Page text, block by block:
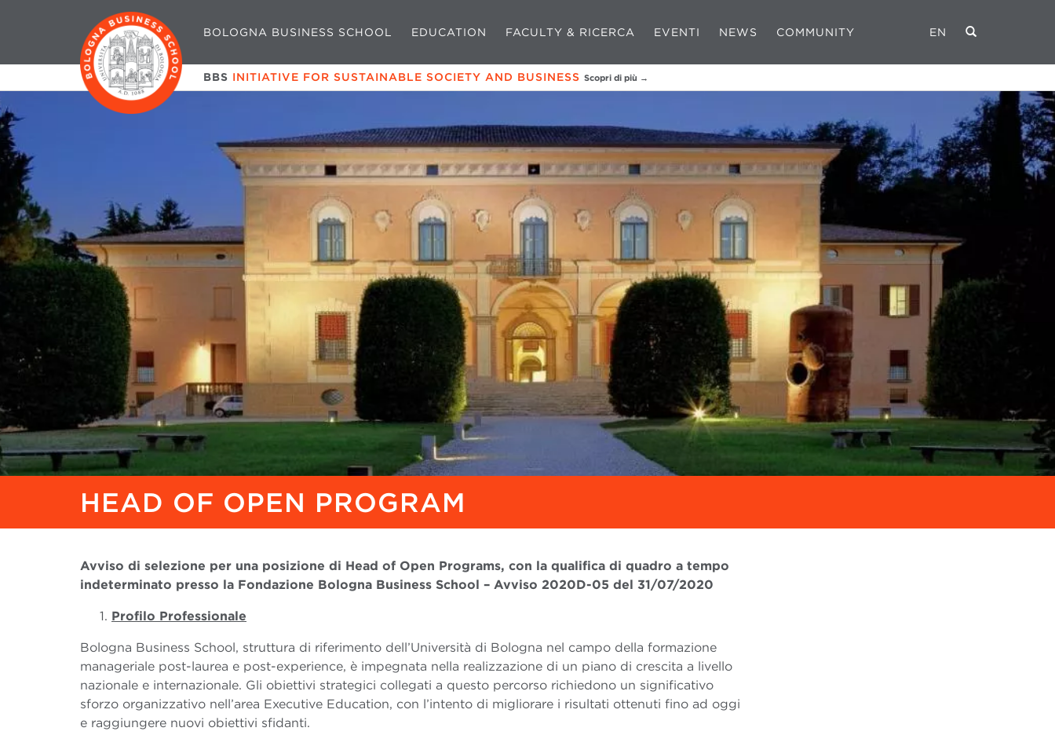
BOLOGNA BUSINESS SCHOOL EDUCATION FACULTY & RICERCA EVENTI NEWS COMMUNITY EN
BBS INITIATIVE FOR SUSTAINABLE SOCIETY AND BUSINESS Scopri di più →
HEAD OF OPEN PROGRAM
Avviso di selezione per una posizione di Head of Open Programs, con la qualifica di quadro a tempo
indeterminato presso la Fondazione Bologna Business School – Avviso 2020D-05 del 31/07/2020
Profilo Professionale
Bologna Business School, struttura di riferimento dell’Università di Bologna nel campo della formazione
manageriale post-laurea e post-experience, è impegnata nella realizzazione di un piano di crescita a livello
nazionale e internazionale. Gli obiettivi strategici collegati a questo percorso richiedono un significativo
sforzo organizzativo nell’area Executive Education, con l’intento di migliorare i risultati ottenuti fino ad oggi
e raggiungere nuovi obiettivi sfidanti.